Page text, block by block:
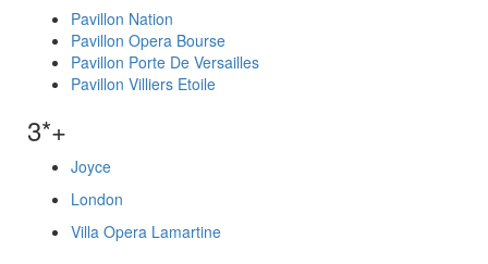
Pavillon Nation
Pavillon Opera Bourse
Pavillon Porte De Versailles
Pavillon Villiers Etoile
3*+
Joyce
London
Villa Opera Lamartine